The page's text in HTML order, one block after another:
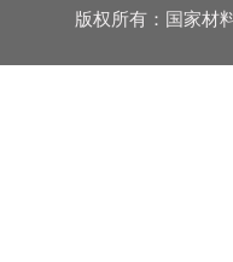
版权所有：国家材